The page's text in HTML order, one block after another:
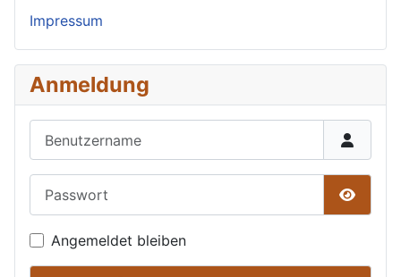
Impressum
Anmeldung
Angemeldet bleiben